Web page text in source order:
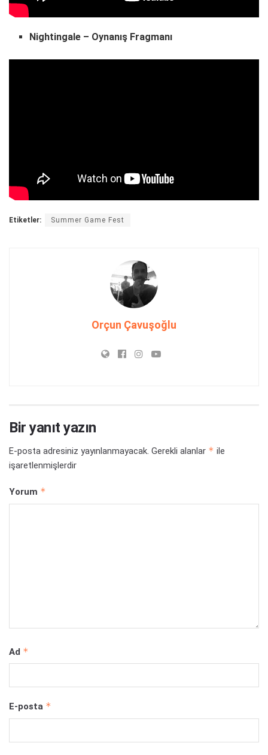
Nightingale – Oynanış Fragmanı
Etiketler: Summer Game Fest
Orçun Çavuşoğlu
Bir yanıt yazın
E-posta adresiniz yayınlanmayacak. Gerekli alanlar * ile
işaretlenmişlerdir
Yorum *
Ad *
E-posta *